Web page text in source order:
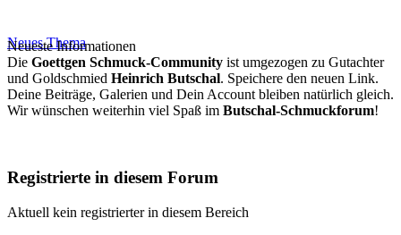
Neues Thema
Neueste Informationen
Die Goettgen Schmuck-Community ist umgezogen zu Gutachter
und Goldschmied Heinrich Butschal. Speichere den neuen Link.
Deine Beiträge, Galerien und Dein Account bleiben natürlich gleich.
Wir wünschen weiterhin viel Spaß im Butschal-Schmuckforum!
Registrierte in diesem Forum
Aktuell kein registrierter in diesem Bereich